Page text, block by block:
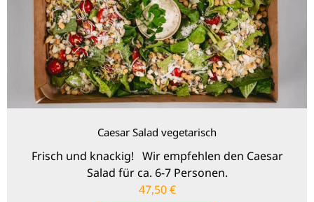
Caesar Salad vegetarisch
Frisch und knackig! Wir empfehlen den Caesar
Salad für ca. 6-7 Personen.
47,50€